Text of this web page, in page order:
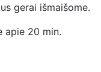
gerai išmaišome.
apie 20 min.